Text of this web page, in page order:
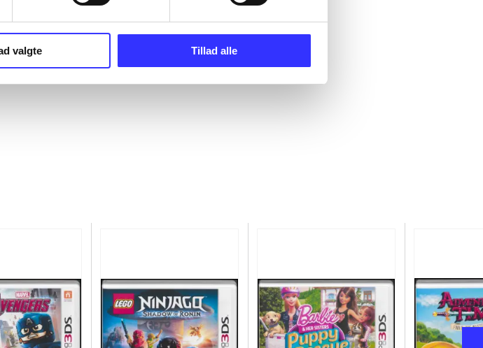
valgte Tillad alle